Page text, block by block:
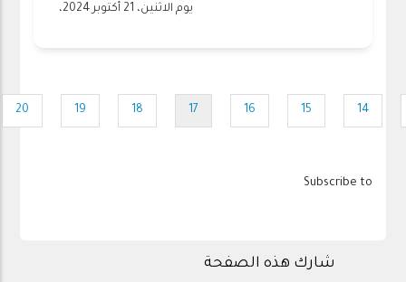
يوم الاثنين، 21 أكتوبر 2024،
Pagination
Page
14
Page
15
Page
16
Current
17
Page
18
Page
19
20
Subscribe to
شارك هذه الصفحة